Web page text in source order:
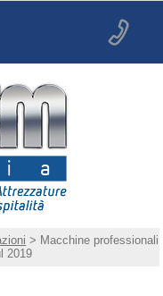
> Macchine professionali:
2019